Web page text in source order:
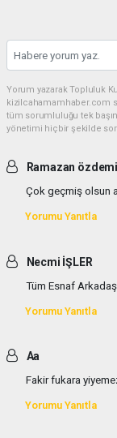
Yorum yazarak Topluluk
kizilcahamamhaber.com
tüm sorumluluğu tek
yönetimi hiçbir şekilde
Ramazan
Çok geçmiş olsun
Yorumu Yanıtla
Necmi İŞLER
Tüm Esnaf
Yorumu Yanıtla
Aa
Fakir fukara
Yorumu Yanıtla